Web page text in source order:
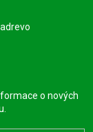
o nových